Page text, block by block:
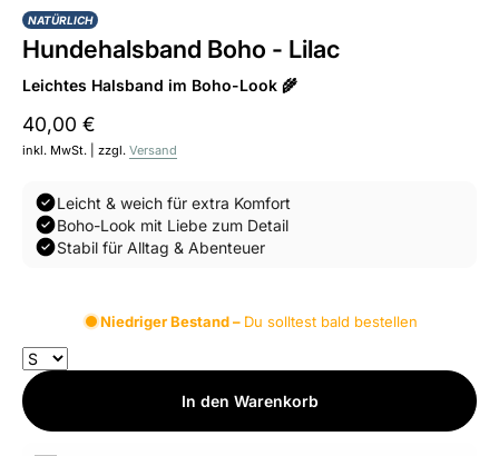
NATÜRLICH
Hundehalsband Boho - Lilac
Leichtes Halsband im Boho-Look 🌾
40,00 €
inkl. MwSt. | zzgl. Versand
Leicht & weich für extra Komfort
Boho-Look mit Liebe zum Detail
Stabil für Alltag & Abenteuer
Niedriger Bestand – Du solltest bald bestellen
In den Warenkorb